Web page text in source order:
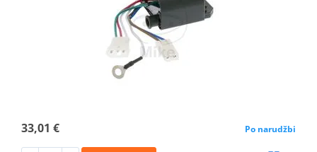
33,01 € Po narudžbi